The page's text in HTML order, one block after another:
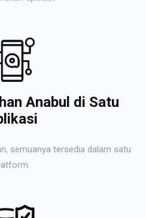
Anabul di Satu
semuanya tersedia dalam satu